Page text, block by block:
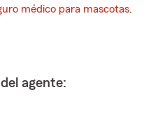
médico para mascotas.
agente: